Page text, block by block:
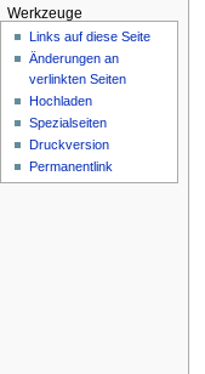
Werkzeuge
Links auf diese Seite
Änderungen an
verlinkten Seiten
Hochladen
Spezialseiten
Druckversion
Permanentlink